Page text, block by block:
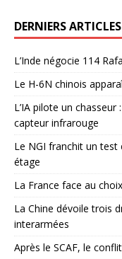
DERNIERS ARTICLES
L’Inde négocie 114
Le H-6N chinois
L’IA pilote un
capteur infrarouge
Le NGI franchit un
étage
La France face au
La Chine dévoile trois
interarmées
Après le SCAF, le